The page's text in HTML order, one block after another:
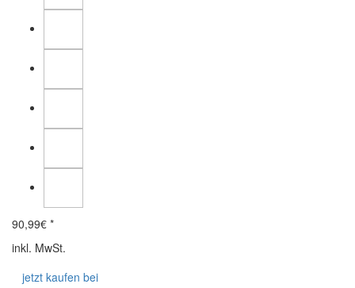
90,99€ *
inkl. MwSt.
jetzt kaufen bei